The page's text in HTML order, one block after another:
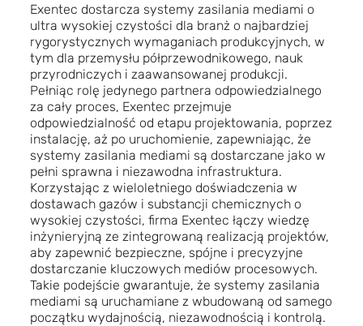
Exentec dostarcza systemy zasilania mediami o
ultra wysokiej czystości dla branż o najbardziej
rygorystycznych wymaganiach produkcyjnych, w
tym dla przemysłu półprzewodnikowego, nauk
przyrodniczych i zaawansowanej produkcji.
Pełniąc rolę jedynego partnera odpowiedzialnego
za cały proces, Exentec przejmuje
odpowiedzialność od etapu projektowania, poprzez
instalację, aż po uruchomienie, zapewniając, że
systemy zasilania mediami są dostarczane jako w
pełni sprawna i niezawodna infrastruktura.
Korzystając z wieloletniego doświadczenia w
dostawach gazów i substancji chemicznych o
wysokiej czystości, firma Exentec łączy wiedzę
inżynieryjną ze zintegrowaną realizacją projektów,
aby zapewnić bezpieczne, spójne i precyzyjne
dostarczanie kluczowych mediów procesowych.
Takie podejście gwarantuje, że systemy zasilania
mediami są uruchamiane z wbudowaną od samego
początku wydajnością, niezawodnością i kontrolą.